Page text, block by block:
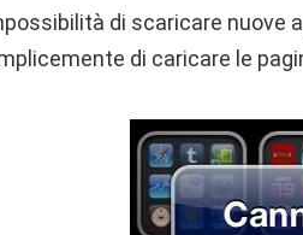
di scaricare nuove
di caricare le